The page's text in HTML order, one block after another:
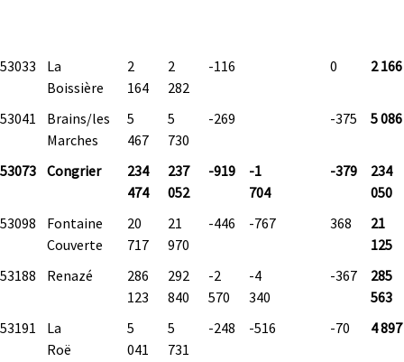
53033
La
Boissière
2
164
2
282
-116 0 2 166
53041
Brains/les
Marches
5
467
5
730
-269 -375 5 086
53073 Congrier
234
474
237
052
-919
-1
704
-379
234
050
53098
Fontaine
Couverte
20
717
21
970
-446 -767 368
21
125
53188
Renazé
286
123
292
840
-2
570
-4
340
-367
285
563
53191
La
Roë
5
041
5
731
-248 -516 -70 4 897